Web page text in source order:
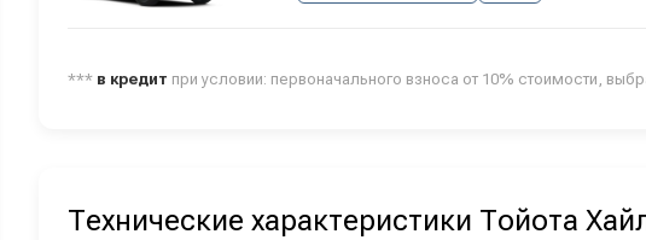
*** в кредит при условии: первоначального взноса от 10% стоимости,
Технические характеристики Тойота